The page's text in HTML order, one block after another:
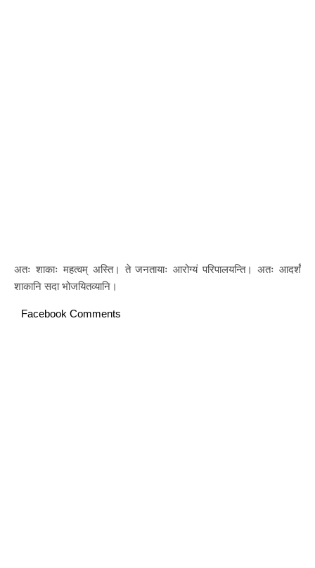
अतः शाकाः महत्वम् अस्ति। ते जनतायाः आरोग्यं परिपालयन्ति। अतः आदर्शं
शाकानि सदा भोजयितव्यानि।
Facebook Comments